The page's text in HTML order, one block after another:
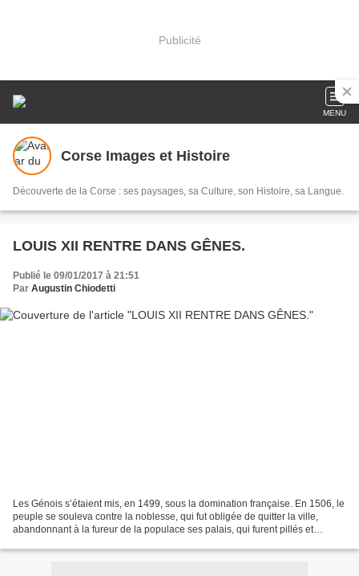
Publicité
MENU
Corse Images et Histoire
Découverte de la Corse : ses paysages, sa Culture, son Histoire, sa Langue.
LOUIS XII RENTRE DANS GÊNES.
Publié le 09/01/2017 à 21:51
Par Augustin Chiodetti
Les Génois s’étaient mis, en 1499, sous la domination française. En 1506, le
peuple se souleva contre la noblesse, qui fut obligée de quitter la ville,
abandonnant à la fureur de la populace ses palais, qui furent pillés et